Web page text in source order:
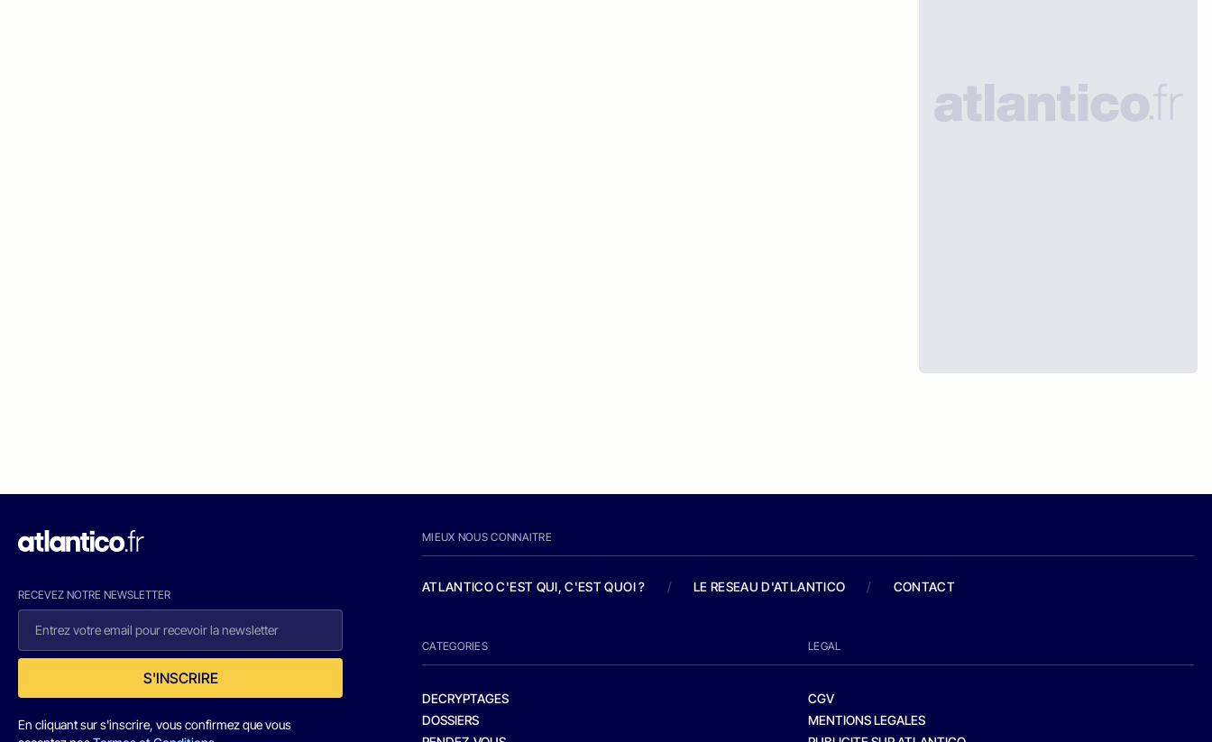
RECEVEZ NOTRE NEWSLETTER
S'INSCRIRE
En cliquant sur s'inscrire, vous confirmez que vous
MIEUX NOUS CONNAITRE
ATLANTICO C'EST QUI, C'EST QUOI ? / LE RESEAU D'ATLANTICO / CONTACT
CATEGORIES
DECRYPTAGES
DOSSIERS
LEGAL
CGV
MENTIONS LEGALES